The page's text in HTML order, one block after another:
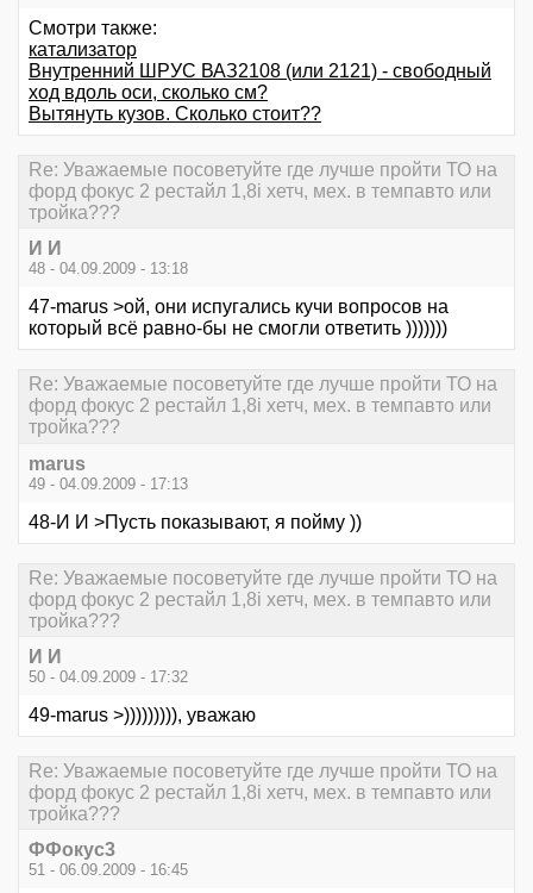
Смотри также:
катализатор
Внутренний ШРУС ВАЗ2108 (или 2121) - свободный
ход вдоль оси, сколько см?
Вытянуть кузов. Сколько стоит??
Re: Уважаемые посоветуйте где лучше пройти ТО на
форд фокус 2 рестайл 1,8i хетч, мех. в темпавто или
тройка???
И И
48 - 04.09.2009 - 13:18
47-marus >ой, они испугались кучи вопросов на
который всё равно-бы не смогли ответить )))))))
Re: Уважаемые посоветуйте где лучше пройти ТО на
форд фокус 2 рестайл 1,8i хетч, мех. в темпавто или
тройка???
marus
49 - 04.09.2009 - 17:13
48-И И >Пусть показывают, я пойму ))
Re: Уважаемые посоветуйте где лучше пройти ТО на
форд фокус 2 рестайл 1,8i хетч, мех. в темпавто или
тройка???
И И
50 - 04.09.2009 - 17:32
49-marus >))))))))), уважаю
Re: Уважаемые посоветуйте где лучше пройти ТО на
форд фокус 2 рестайл 1,8i хетч, мех. в темпавто или
тройка???
ФФокус3
51 - 06.09.2009 - 16:45